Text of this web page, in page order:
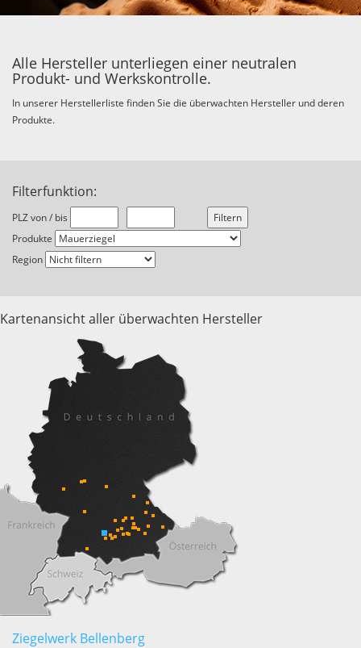
Alle Hersteller unterliegen einer neutralen
Produkt- und Werkskontrolle.
In unserer Herstellerliste finden Sie die überwachten Hersteller und deren
Produkte.
Filterfunktion:
PLZ von / bis
Produkte
Region
Kartenansicht aller überwachten Hersteller
Ziegelwerk Bellenberg